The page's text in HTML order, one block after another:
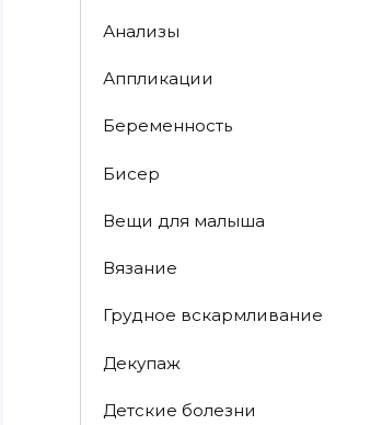
Анализы
Аппликации
Беременность
Бисер
Вещи для малыша
Вязание
Грудное вскармливание
Декупаж
Детские болезни